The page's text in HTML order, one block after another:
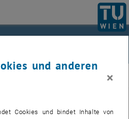
auflisten
VOM 20. JULI 2026
und anderen
×
Cookies und bindet Inhalte von